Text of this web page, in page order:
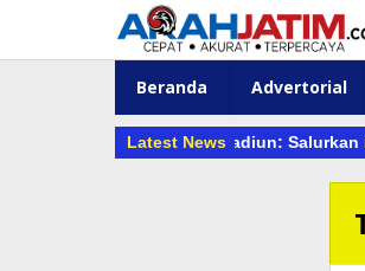
konten
Beranda Advertorial
Latest News
Hangat KAI Daop 7 Madiun: Salurkan